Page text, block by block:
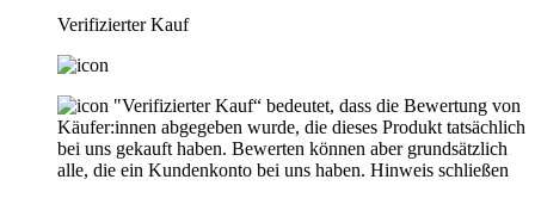
Verifizierter Kauf
"Verifizierter Kauf“ bedeutet, dass die Bewertung von
Käufer:innen abgegeben wurde, die dieses Produkt tatsächlich
bei uns gekauft haben. Bewerten können aber grundsätzlich
alle, die ein Kundenkonto bei uns haben. Hinweis schließen